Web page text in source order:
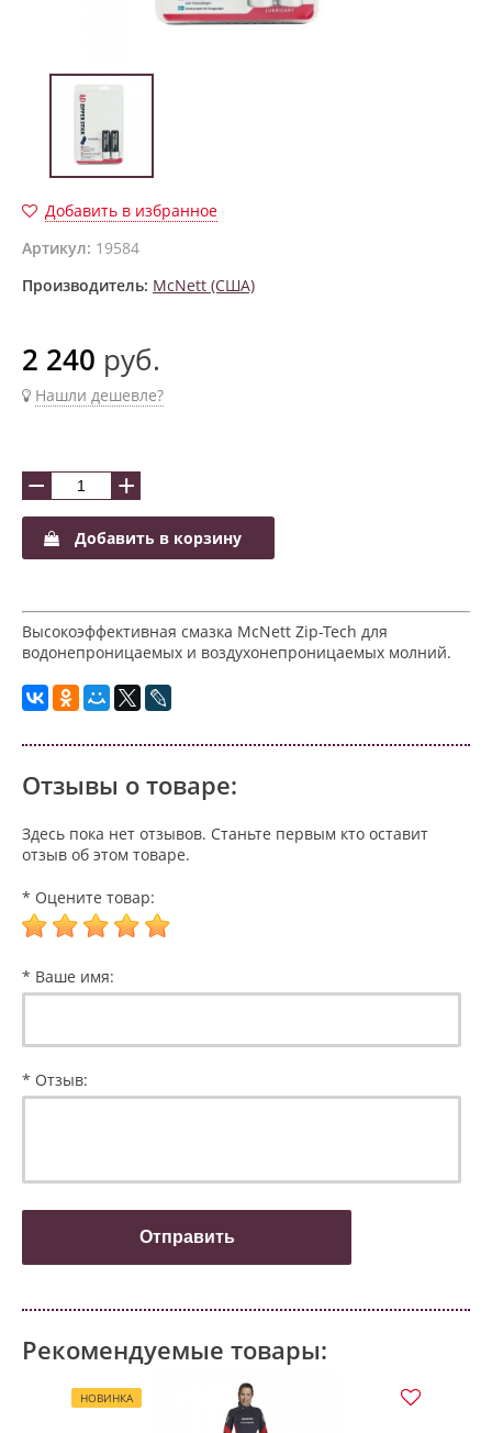
Добавить в избранное
Артикул: 19584
Производитель: McNett (США)
2 240 руб.
Нашли дешевле?
− +
Добавить в корзину
Высокоэффективная смазка McNett Zip-Tech для
водонепроницаемых и воздухонепроницаемых молний.
Отзывы о товаре:
Здесь пока нет отзывов. Станьте первым кто оставит
отзыв об этом товаре.
* Оцените товар:
* Ваше имя:
* Отзыв:
Рекомендуемые товары:
НОВИНКА